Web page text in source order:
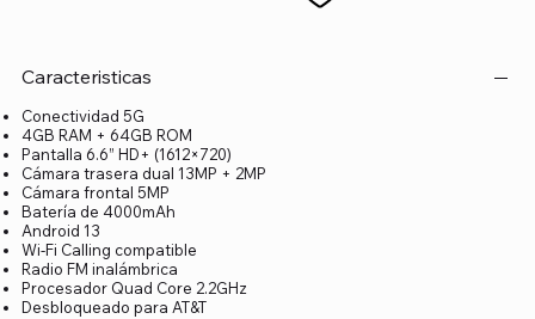
Caracteristicas
Conectividad 5G
4GB RAM + 64GB ROM
Pantalla 6.6” HD+ (1612×720)
Cámara trasera dual 13MP + 2MP
Cámara frontal 5MP
Batería de 4000mAh
Android 13
Wi-Fi Calling compatible
Radio FM inalámbrica
Procesador Quad Core 2.2GHz
Desbloqueado para AT&T